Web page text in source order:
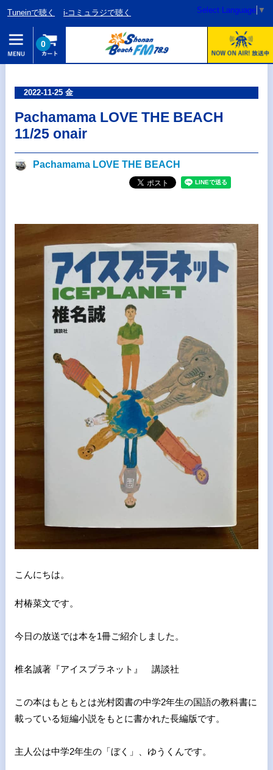
Tuneinで聴く i-コミュラジで聴く Select Language ▼
0
2022-11-25 金
Pachamama LOVE THE BEACH
11/25 onair
Pachamama LOVE THE BEACH
こんにちは。
村椿菜文です。
今日の放送では本を1冊ご紹介しました。
椎名誠著『アイスプラネット』 講談社
この本はもともとは光村図書の中学2年生の国語の教科書に
載っている短編小説をもとに書かれた長編版です。
主人公は中学2年生の「ぼく」、ゆうくんです。